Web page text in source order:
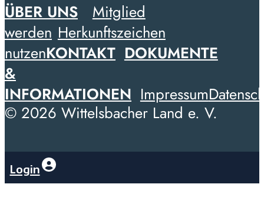
ÜBER UNS
Mitglied
werden Herkunftszeichen
nutzenKONTAKT DOKUMENTE
&
INFORMATIONEN Impressum
© 2026 Wittelsbacher Land e. V.
Login